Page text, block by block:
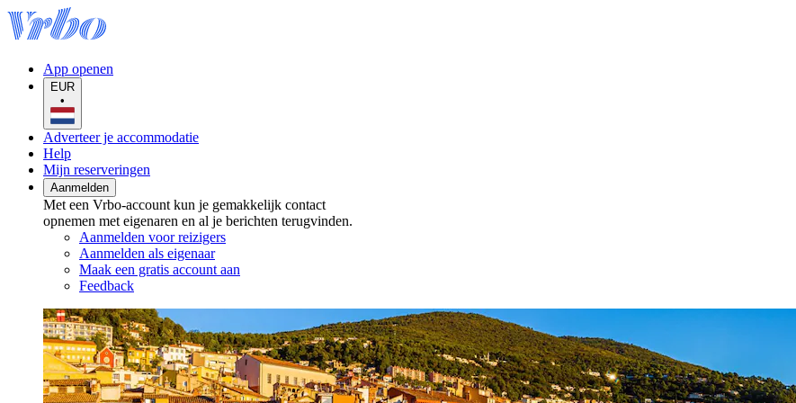
App openen
EUR
•
Adverteer je accommodatie
Help
Mijn reserveringen
Aanmelden
Met een Vrbo-account kun je gemakkelijk contact
opnemen met eigenaren en al je berichten terugvinden.
Aanmelden voor reizigers
Aanmelden als eigenaar
Maak een gratis account aan
Feedback